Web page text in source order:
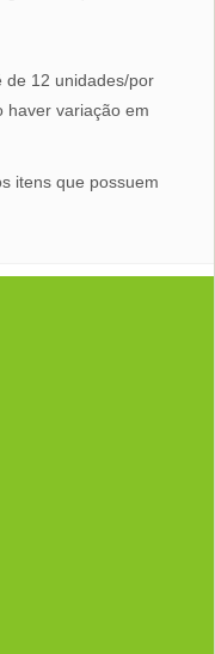
de 12 unidades/por
haver variação em
itens que possuem